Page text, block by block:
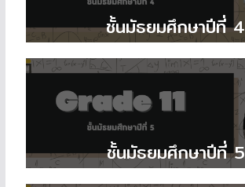
ชั้นมัธยมศึกษาปีที่ 4
ชั้นมัธยมศึกษาปีที่ 5